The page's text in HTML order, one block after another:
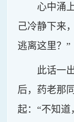
心中涌
己冷静下来
逃离这里？”
此话一
后，药老那
起：“不知道